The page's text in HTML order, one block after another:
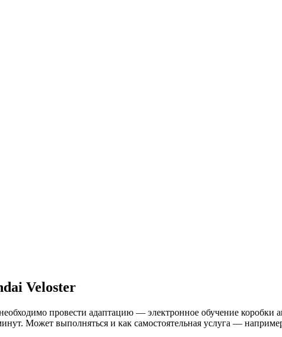
Veloster
провести адаптацию — электронное обучение коробки
Может выполняться и как самостоятельная услуга —